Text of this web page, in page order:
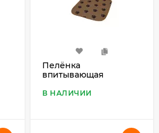
Пелёнка
впитывающая
ZooONE коричневая
В НАЛИЧИИ